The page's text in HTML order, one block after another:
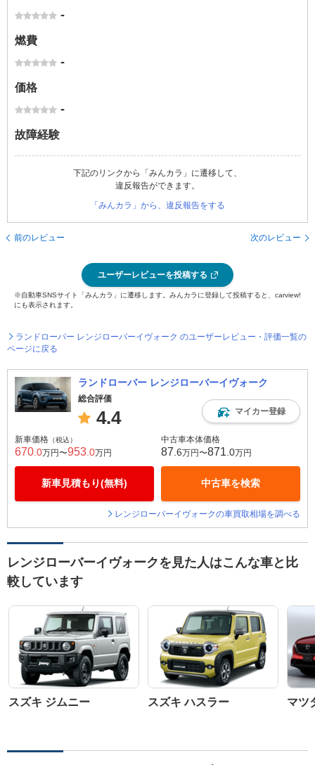
-
燃費
-
価格
-
故障経験
下記のリンクから「みんカラ」に遷移して、
違反報告ができます。
「みんカラ」から、違反報告をする
前のレビュー 次のレビュー
ユーザーレビューを投稿する
※自動車SNSサイト「みんカラ」に遷移します。みんカラに登録して投稿すると、carview!
にも表示されます。
ランドローバー レンジローバーイヴォーク のユーザーレビュー・評価一覧の
ページに戻る
ランドローバー レンジローバーイヴォーク
総合評価
4.4 マイカー登録
新車価格 （税込）
670 .0万円〜953 .0万円
新車見積もり(無料)
中古車本体価格
87 .6万円〜871 .0万円
中古車を検索
レンジローバーイヴォークの車買取相場を調べる
レンジローバーイヴォークを見た人はこんな車と比
較しています
スズキ ジムニー スズキ ハスラー マツ